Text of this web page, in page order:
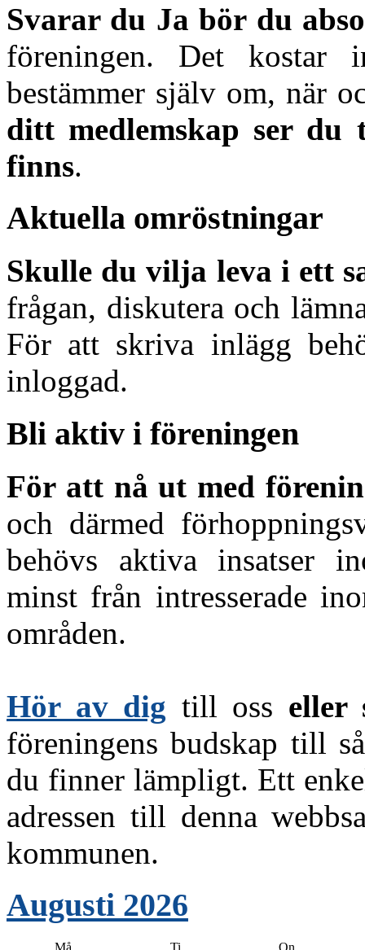
Svarar du Ja bör du
föreningen. Det
bestämmer själv om, när
ditt medlemskap ser
finns.
Aktuella omröstningar
Skulle du vilja leva i ett
frågan, diskutera och
För att skriva inlägg
inloggad.
Bli aktiv i föreningen
För att nå ut med
och därmed
behövs aktiva insatser
minst från intresserade
områden.
Hör av dig till oss eller
föreningens budskap till
du finner lämpligt. Ett
adressen till denna
kommunen.
Augusti 2026
Må Ti On